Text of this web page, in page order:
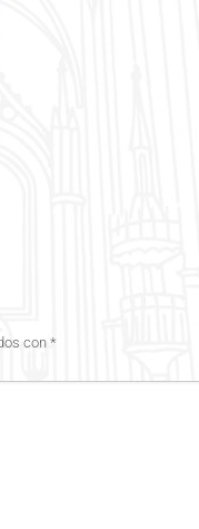
con *